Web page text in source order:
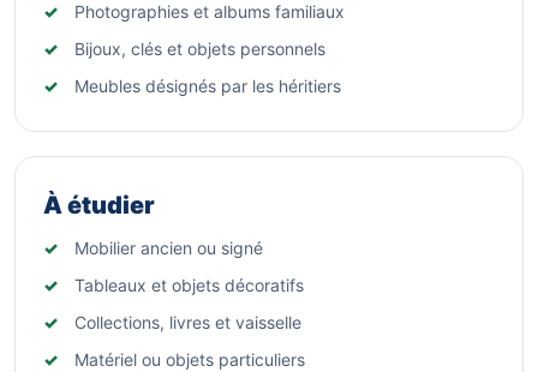
Photographies et albums familiaux
Bijoux, clés et objets personnels
Meubles désignés par les héritiers
À étudier
Mobilier ancien ou signé
Tableaux et objets décoratifs
Collections, livres et vaisselle
Matériel ou objets particuliers